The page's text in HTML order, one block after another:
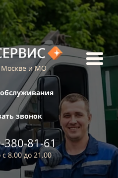
Москве и МО
звонок
380-81-61
8.00 до 21.00